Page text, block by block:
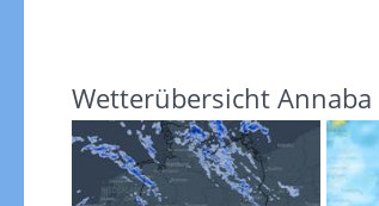
Wetterübersicht Annaba